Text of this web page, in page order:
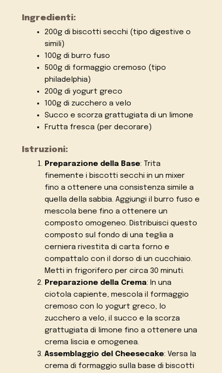
Ingredienti:
200g di biscotti secchi (tipo digestive o
simili)
100g di burro fuso
500g di formaggio cremoso (tipo
philadelphia)
200g di yogurt greco
100g di zucchero a velo
Succo e scorza grattugiata di un limone
Frutta fresca (per decorare)
Istruzioni:
Preparazione della Base: Trita
finemente i biscotti secchi in un mixer
fino a ottenere una consistenza simile a
quella della sabbia. Aggiungi il burro fuso e
mescola bene fino a ottenere un
composto omogeneo. Distribuisci questo
composto sul fondo di una teglia a
cerniera rivestita di carta forno e
compattalo con il dorso di un cucchiaio.
Metti in frigorifero per circa 30 minuti.
Preparazione della Crema: In una
ciotola capiente, mescola il formaggio
cremoso con lo yogurt greco, lo
zucchero a velo, il succo e la scorza
grattugiata di limone fino a ottenere una
crema liscia e omogenea.
Assemblaggio del Cheesecake: Versa la
crema di formaggio sulla base di biscotti